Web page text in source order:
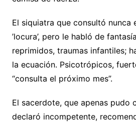
El siquiatra que consultó nunca
’locura’, pero le habló de
reprimidos, traumas infantiles;
la ecuación. Psicotrópicos,
“consulta el próximo mes”.
El sacerdote, que apenas pudo
declaró incompetente,